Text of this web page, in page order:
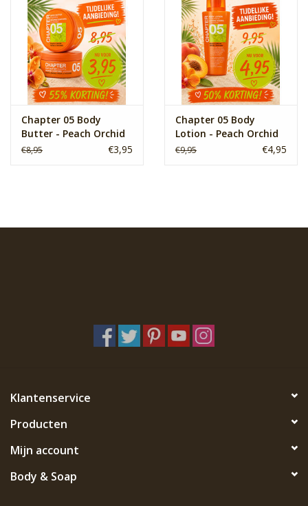
Verpakking
Reviews
Blogs
Chapter 05 Body
Butter - Peach Orchid
€8,95 €3,95
Chapter 05 Body
Lotion - Peach Orchid
€9,95 €4,95
Klantenservice
Producten
Mijn account
Body & Soap